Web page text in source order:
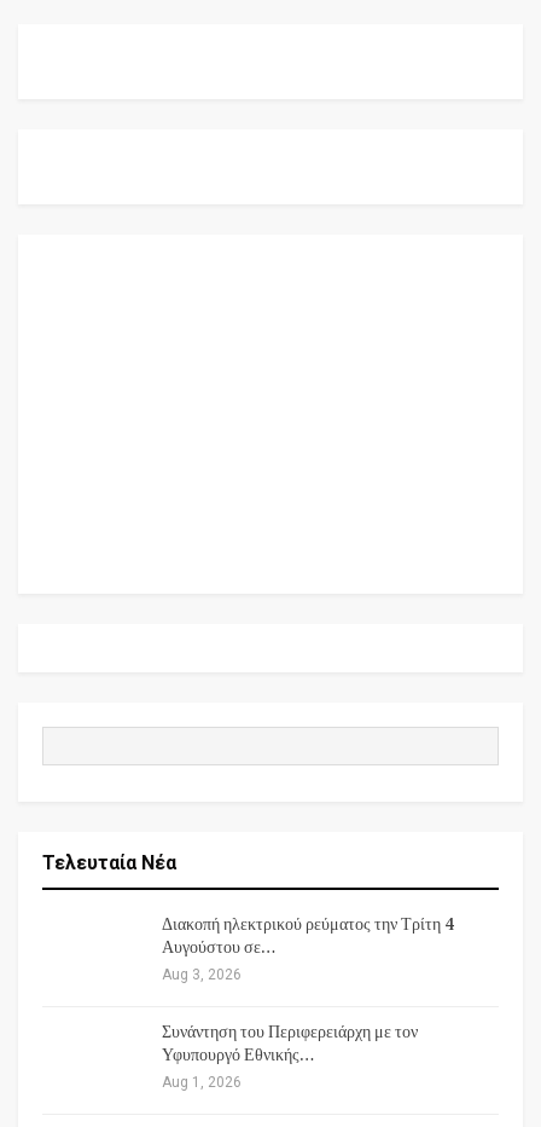
Τελευταία Νέα
Διακοπή ηλεκτρικού ρεύματος την Τρίτη 4
Αυγούστου σε…
Aug 3, 2026
Συνάντηση του Περιφερειάρχη με τον
Υφυπουργό Εθνικής…
Aug 1, 2026